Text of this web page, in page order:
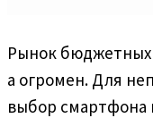
Рынок бюджетных
а огромен. Для
выбор смартфона